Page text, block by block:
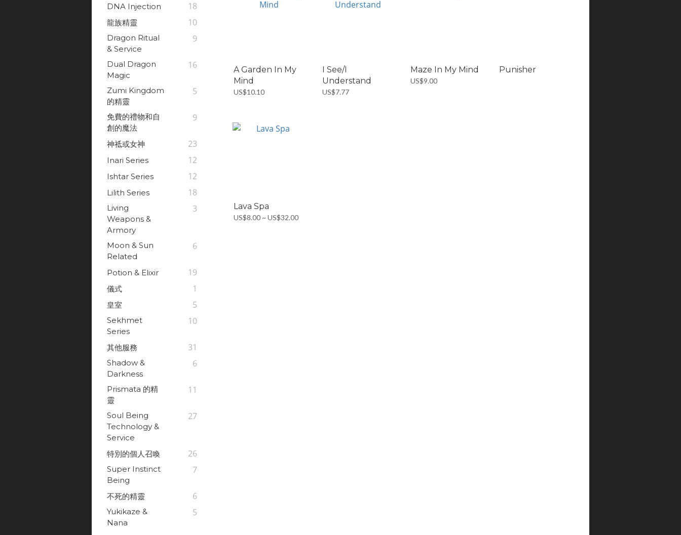
DNA Injection 18
龍族精靈 10
Dragon Ritual
& Service
9
Dual Dragon
Magic
16
Zumi Kingdom
的精靈
5
免費的禮物和自
創的魔法
9
神祗或女神 23
Inari Series 12
Ishtar Series 12
Lilith Series 18
Living
Weapons &
Armory
3
Moon & Sun
Related
6
Potion & Elixir 19
儀式 1
皇室 5
Sekhmet
Series
10
其他服務 31
Shadow &
Darkness
6
Prismata 的精
靈
11
Soul Being
Technology &
Service
27
特別的個人召喚 26
Super Instinct
Being
7
不死的精靈 6
Yukikaze &
Nana
5
A Garden In My
Mind
US$10.10
I See/I
Understand
US$7.77
Maze In My Mind
US$9.00
Punisher
Lava Spa
US$8.00 ~ US$32.00